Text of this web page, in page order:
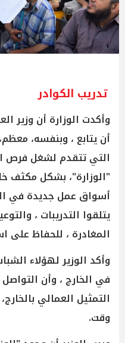
تدريب الكوادر
وأكدت الوزارة أن وزير
أن يتابع ، وبنفسه،
التي تتقدم لشغل فرص
"الوزارة"، بشكل مكثف
أسواق عمل جديدة في
يتلقوا التدريبات ،
المغادرة ، للحفاظ على
وأكد الوزير لهؤلاء
في الخارج ، وأن التواصل
التمثيل العمالي
وقت.